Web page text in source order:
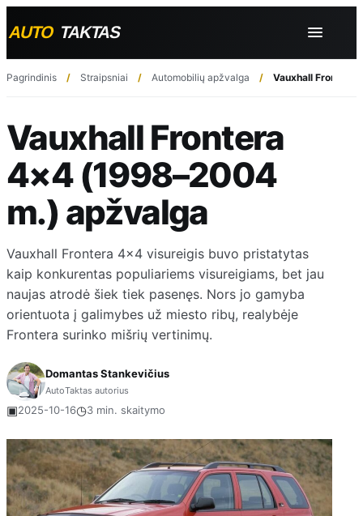
Pagrindinis Straipsniai Automobilių apžvalga Vauxhall Frontera
Vauxhall Frontera
4×4 (1998–2004
m.) apžvalga
Vauxhall Frontera 4×4 visureigis buvo pristatytas
kaip konkurentas populiariems visureigiams, bet jau
naujas atrodė šiek tiek pasenęs. Nors jo gamyba
orientuota į galimybes už miesto ribų, realybėje
Frontera surinko mišrių vertinimų.
Domantas Stankevičius
AutoTaktas autorius
▣2025-10-16◷3 min. skaitymo